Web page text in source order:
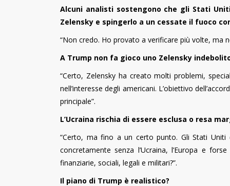
Alcuni analisti sostengono che gli Stati
Zelensky e spingerlo a un cessate il fuoco
“Non credo. Ho provato a verificare più volte, ma
A Trump non fa gioco uno Zelensky
“Certo, Zelensky ha creato molti problemi,
nell’interesse degli americani. L’obiettivo
principale”.
L’Ucraina rischia di essere esclusa o resa
“Certo, ma fino a un certo punto. Gli Stati
concretamente senza l’Ucraina, l’Europa e
finanziarie, sociali, legali e militari?”.
Il piano di Trump è realistico?